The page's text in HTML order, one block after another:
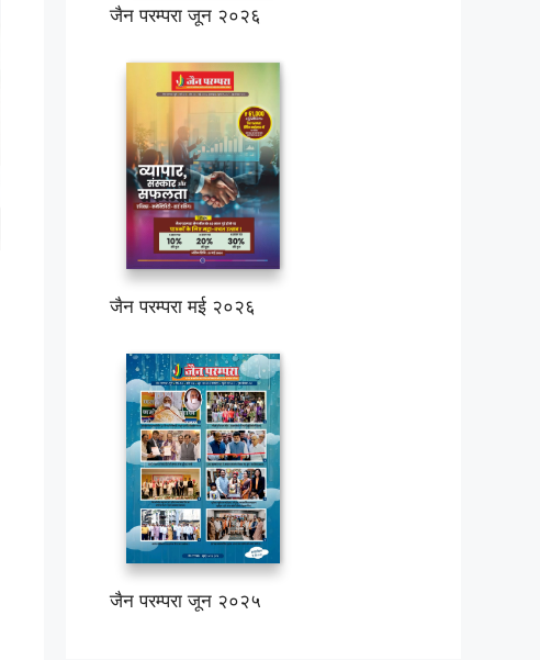
जैन परम्परा जून २०२६
जैन परम्परा मई २०२६
जैन परम्परा जून २०२५